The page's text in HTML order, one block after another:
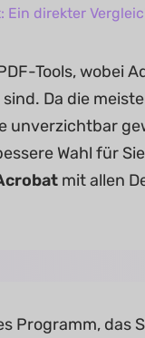
Ein direkter
Tools, wobei
Da die
unverzichtbar
Wahl für
mit allen
Programm, das